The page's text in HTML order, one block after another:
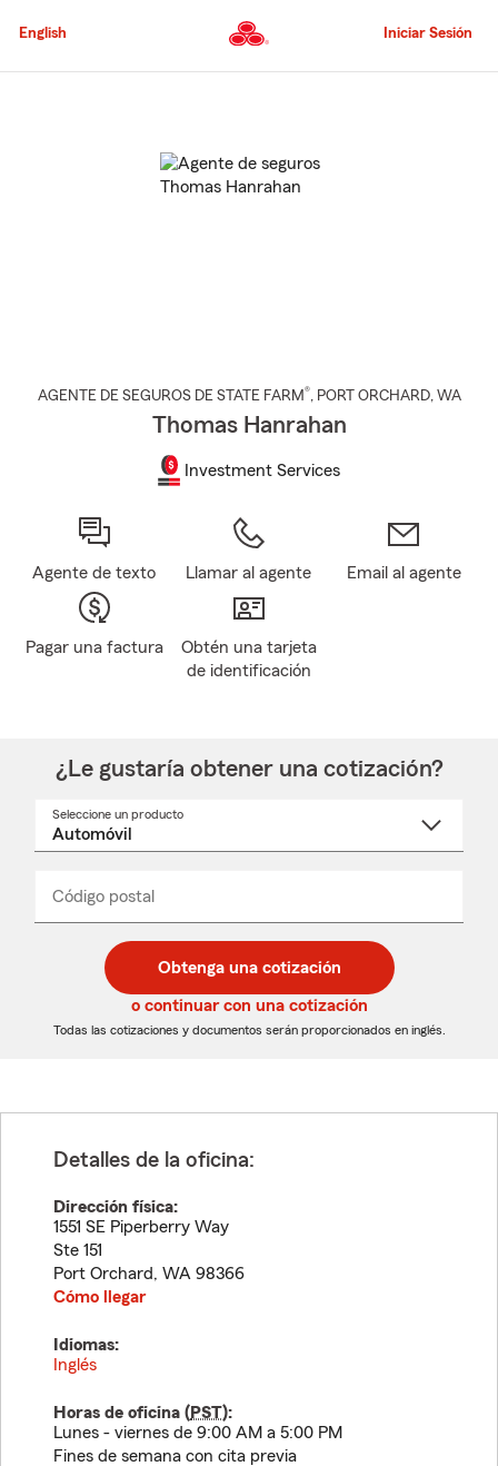
al
principal
English Iniciar Sesión
AGENTE DE SEGUROS DE STATE FARM®, PORT ORCHARD, WA
Thomas Hanrahan
Investment Services
Agente de texto Llamar al agente Email al agente
Pagar una factura
Obtén una tarjeta
de identificación
¿Le gustaría obtener una cotización?
Seleccione un producto
desplegable
Código postal
de
5
dígitos
de
5
dígitos
_____
Obtenga una cotización
o continuar con una cotización
Todas las cotizaciones y documentos serán proporcionados en inglés.
Detalles de la oficina:
Dirección física:
1551 SE Piperberry Way
Ste 151
Port Orchard, WA 98366
Cómo llegar
Idiomas:
Inglés
Horas de oficina (PST):
Lunes - viernes de 9:00 AM a 5:00 PM
Fines de semana con cita previa